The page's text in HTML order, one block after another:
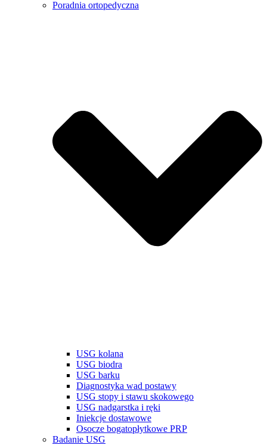
Poradnia ortopedyczna
USG kolana
USG biodra
USG barku
Diagnostyka wad postawy
USG stopy i stawu skokowego
USG nadgarstka i ręki
Iniekcje dostawowe
Osocze bogatopłytkowe PRP
Badanie USG